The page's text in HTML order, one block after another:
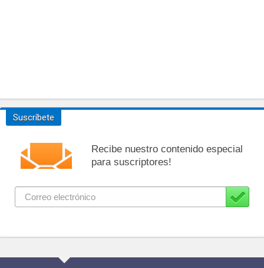
Suscríbete
Recibe nuestro contenido especial
para suscriptores!